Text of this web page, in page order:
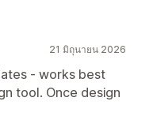
21 มิถุนายน 2026
- works best
tool. Once design